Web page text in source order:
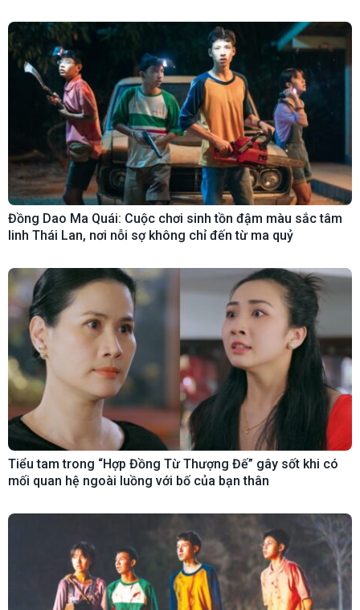
Đồng Dao Ma Quái: Cuộc chơi sinh tồn đậm màu sắc tâm
linh Thái Lan, nơi nỗi sợ không chỉ đến từ ma quỷ
Tiểu tam trong “Hợp Đồng Từ Thượng Đế” gây sốt khi có
mối quan hệ ngoài luồng với bố của bạn thân